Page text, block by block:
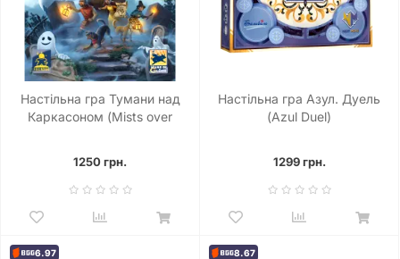
Настільна гра Тумани над
Каркасоном (Mists over
1250 грн.
Настільна гра Азул. Дуель
(Azul Duel)
1299 грн.
6.97 8.67